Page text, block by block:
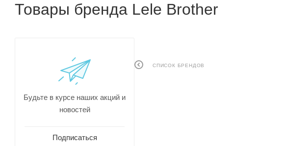
Товары бренда Lele Brother
СПИСОК БРЕНДОВ
Будьте в курсе наших акций и
новостей
Подписаться